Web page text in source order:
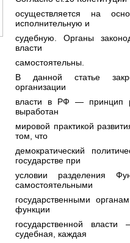
осуществляется на
исполнительную и
судебную. Органы
власти
самостоятельны.
В данной статье
организации
власти в РФ — принцип
выработан
мировой практикой
том, что
демократический
государстве при
условии разделения
самостоятельными
государственными
функции
государственной
судебная, каждая